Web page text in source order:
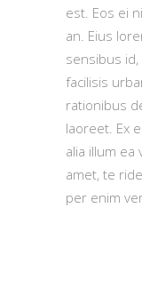
est. Eos ei
an. Eius
sensibus
facilisis
rationibus
laoreet. Ex
alia illum
amet, te
per enim